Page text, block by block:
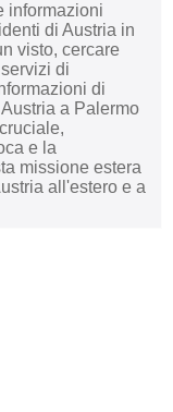
informazioni
di Austria in
visto, cercare
di
di
a Palermo
e la
missione estera
all'estero e a